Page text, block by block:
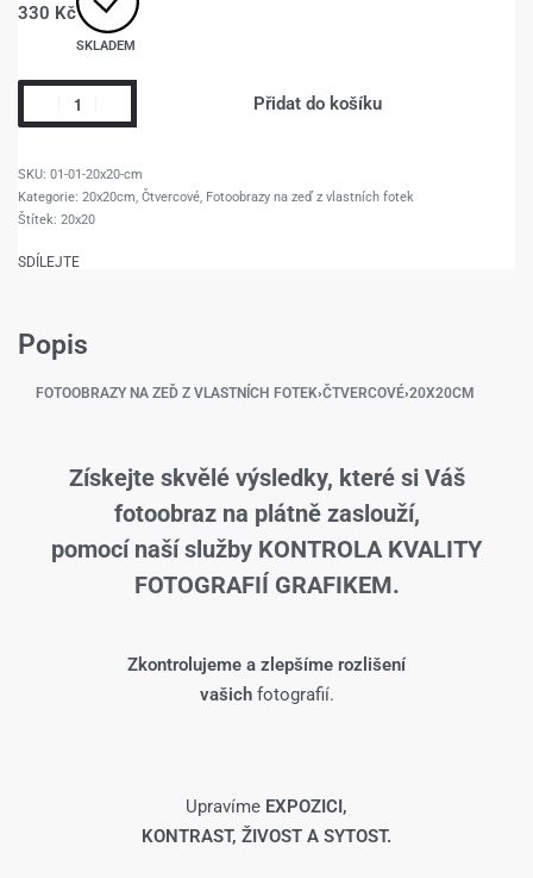
330 Kč
SKLADEM
Přidat do košíku
01-01-20x20-cm
Kategorie: 20x20cm, Čtvercové, Fotoobrazy na zeď z vlastních fotek
Štítek: 20x20
SDÍLEJTE
Popis
FOTOOBRAZY NA ZEĎ Z VLASTNÍCH FOTEK›ČTVERCOVÉ›20X20CM
Získejte skvělé výsledky, které si Váš
fotoobraz na plátně zaslouží,
pomocí naší služby KONTROLA KVALITY
FOTOGRAFIÍ GRAFIKEM.
Zkontrolujeme a zlepšíme rozlišení
vašich fotografií.
Upravíme EXPOZICI,
KONTRAST, ŽIVOST A SYTOST.